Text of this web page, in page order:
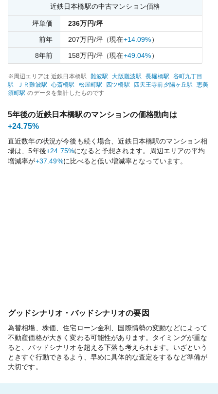
近鉄日本橋駅の中古マンション価格
坪単価 236万円/坪
前年 207万円/坪 （現在+14.09%）
8年前 158万円/坪 （現在+49.04%）
※周辺エリアは 近鉄日本橋駅 難波駅 大阪難波駅 長堀橋駅
谷町九丁目
駅
ＪＲ難波駅 心斎橋駅 松屋町駅 四ツ橋駅 四天王寺前夕陽ヶ丘駅
恵美
須町駅 のデータを集計したものです
5年後の近鉄日本橋駅のマンションの価格動向は
+24.75%
直近数年の状況が今後も続く場合、近鉄日本橋駅のマンション相
場は、5年後+24.75%になると予想されます。周辺エリアの平均
増減率が+37.49%に比べると低い増減率となっています。
グッドシナリオ・バッドシナリオの要因
為替相場、株価、住宅ローン金利、国際情勢の変動などによって
不動産価格が大きく変わる可能性があります。タイミングが重な
ると、バッドシナリオを超える下落も考えられます。いざという
ときすぐ行動できるよう、早めに具体的な査定をするなど準備が
大切です。